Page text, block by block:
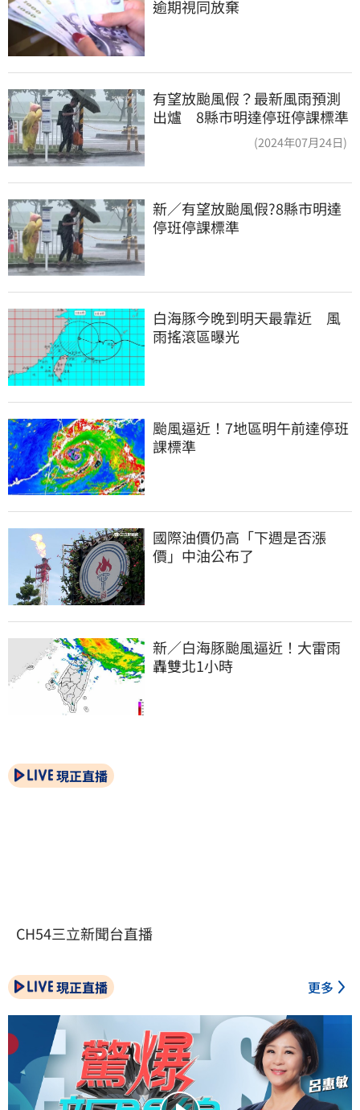
逾期視同放棄
有望放颱風假？最新風雨預測
出爐 8縣市明達停班停課標準
(2024年07月24日)
新／有望放颱風假?8縣市明達
停班停課標準
白海豚今晚到明天最靠近　風
雨搖滾區曝光
颱風逼近！7地區明午前達停班
課標準
國際油價仍高「下週是否漲
價」中油公布了
新／白海豚颱風逼近！大雷雨
轟雙北1小時
現正直播
CH54三立新聞台直播
現正直播 更多